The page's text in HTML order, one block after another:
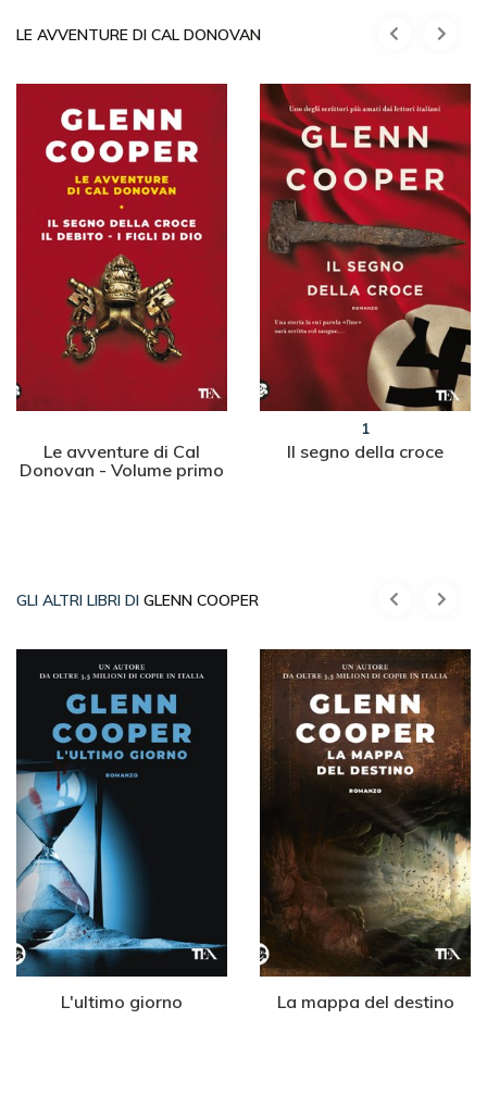
LE AVVENTURE DI CAL DONOVAN
Le avventure di Cal
Donovan - Volume primo
1
Il segno della croce
GLI ALTRI LIBRI DI GLENN COOPER
L'ultimo giorno La mappa del destino